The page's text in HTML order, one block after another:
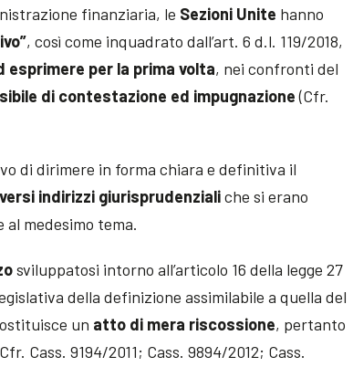
finanziaria, le Sezioni Unite hanno
, così come inquadrato dall’art. 6 d.l. 119/2018,
per la prima volta, nei confronti del
di contestazione ed impugnazione(Cfr.
di dirimere in forma chiara e definitiva il
indirizzi giurisprudenzialiche si erano
medesimo tema.
sviluppatosi intorno all’articolo 16 della legge 27
della definizione assimilabile a quella del
un atto di mera riscossione, pertanto
Cass. 9194/2011; Cass. 9894/2012; Cass.